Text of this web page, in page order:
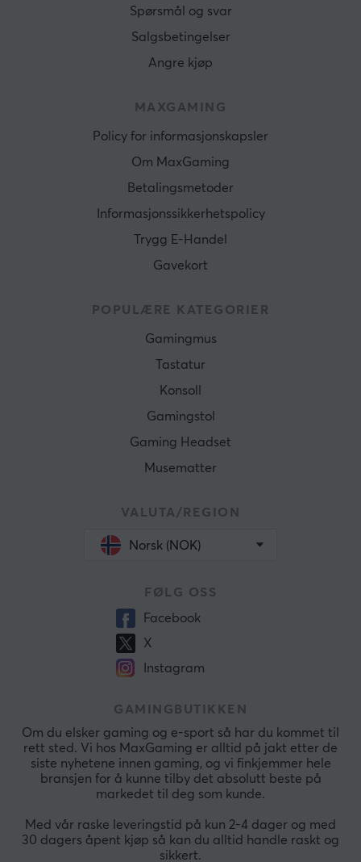
Spørsmål og svar
Salgsbetingelser
Angre kjøp
MAXGAMING
Policy for informasjonskapsler
Om MaxGaming
Betalingsmetoder
Informasjonssikkerhetspolicy
Trygg E-Handel
Gavekort
POPULÆRE KATEGORIER
Gamingmus
Tastatur
Konsoll
Gamingstol
Gaming Headset
Musematter
VALUTA/REGION
Norsk (NOK)
FØLG OSS
Facebook
X
Instagram
GAMINGBUTIKKEN
Om du elsker gaming og e-sport så har du kommet til
rett sted. Vi hos MaxGaming er alltid på jakt etter de
siste nyhetene innen gaming, og vi finkjemmer hele
bransjen for å kunne tilby det absolutt beste på
markedet til deg som kunde.
Med vår raske leveringstid på kun 2-4 dager og med
30 dagers åpent kjøp så kan du alltid handle raskt og
sikkert.